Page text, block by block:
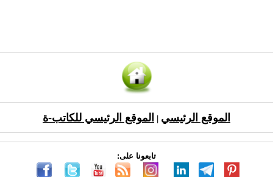
الموقع الرئيسي الموقع الرئيسي للكاتب-ة
تابعونا على: